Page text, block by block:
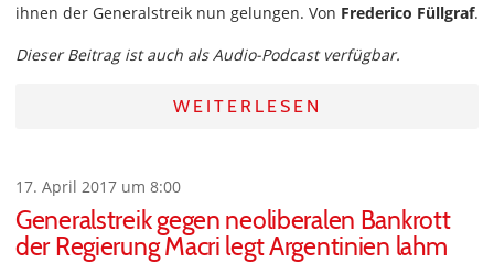
ihnen der Generalstreik nun gelungen. Von Frederico Füllgraf.
Dieser Beitrag ist auch als Audio-Podcast verfügbar.
WEITERLESEN
17. April 2017 um 8:00
Generalstreik gegen neoliberalen Bankrott
der Regierung Macri legt Argentinien lahm